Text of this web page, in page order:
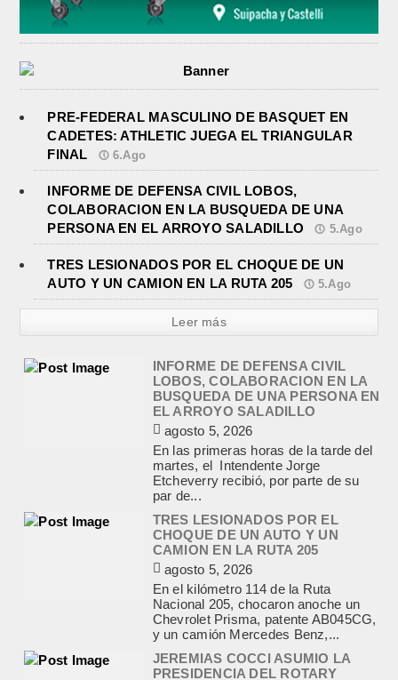
PRE-FEDERAL MASCULINO DE BASQUET EN
CADETES: ATHLETIC JUEGA EL TRIANGULAR
FINAL
6.Ago
INFORME DE DEFENSA CIVIL LOBOS,
COLABORACION EN LA BUSQUEDA DE UNA
PERSONA EN EL ARROYO SALADILLO
5.Ago
TRES LESIONADOS POR EL CHOQUE DE UN
AUTO Y UN CAMION EN LA RUTA 205
5.Ago
Leer más
INFORME DE DEFENSA CIVIL
LOBOS, COLABORACION EN LA
EL ARROYO SALADILLO
agosto 5, 2026
En las primeras horas de la tarde del
martes, el Intendente Jorge
TRES LESIONADOS POR EL
CHOQUE DE UN AUTO Y UN
CAMION EN LA RUTA 205
agosto 5, 2026
En el kilómetro 114 de la Ruta
Nacional 205, chocaron anoche un
Chevrolet Prisma, patente AB045CG,
y un camión Mercedes Benz,...
JEREMIAS COCCI ASUMIO LA
PRESIDENCIA DEL ROTARY
agosto 4, 2026
En el salón de la avenida Yrigoyen
colmado, asumió la presidencia del
Rotary Club de Lobos Jeremías
Cocci, para el...
LA RENDICION 2024 DEL
CONSEJO ESCOLAR DE LOBOS
APROBADA POR EL TRIBUNAL